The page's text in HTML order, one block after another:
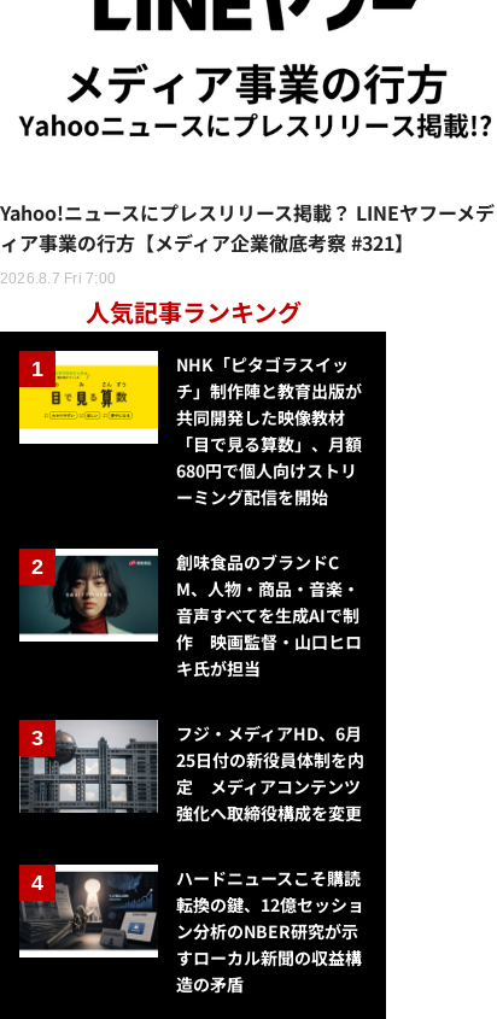
Yahoo!ニュースにプレスリリース掲載？ LINEヤフーメデ
ィア事業の行方【メディア企業徹底考察 #321】
2026.8.7 Fri 7:00
人気記事ランキング
NHK「ピタゴラスイッ
チ」制作陣と教育出版が
共同開発した映像教材
「目で見る算数」、月額
680円で個人向けストリ
ーミング配信を開始
創味食品のブランドC
M、人物・商品・音楽・
音声すべてを生成AIで制
作 映画監督・山口ヒロ
キ氏が担当
フジ・メディアHD、6月
25日付の新役員体制を内
定 メディアコンテンツ
強化へ取締役構成を変更
ハードニュースこそ購読
転換の鍵、12億セッショ
ン分析のNBER研究が示
すローカル新聞の収益構
造の矛盾